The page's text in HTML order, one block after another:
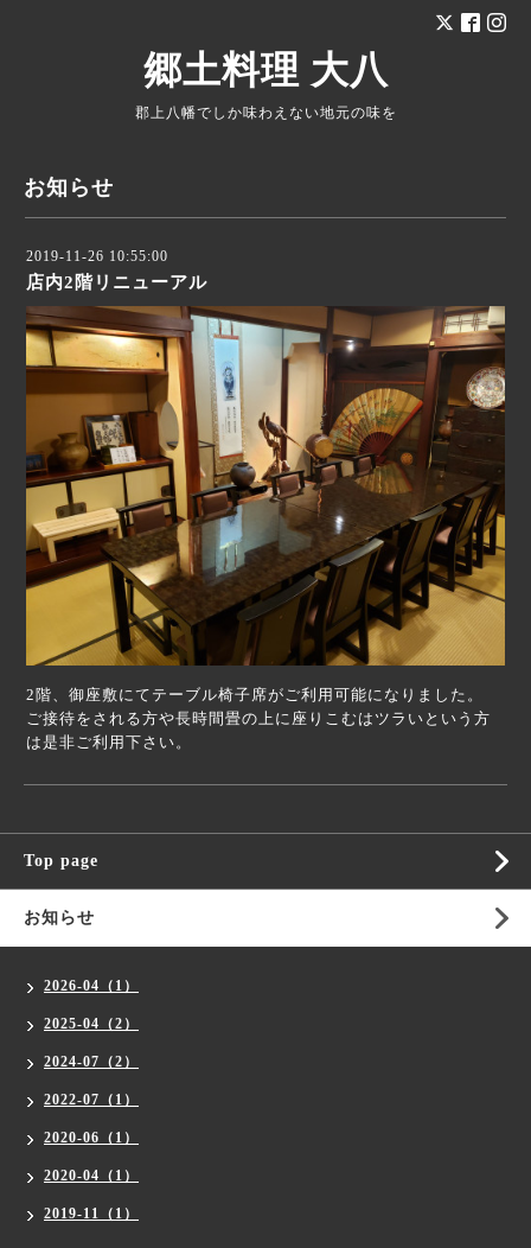
郷土料理 大八
郡上八幡でしか味わえない地元の味を
お知らせ
2019-11-26 10:55:00
店内2階リニューアル
2階、御座敷にてテーブル椅子席がご利用可能になりました。
ご接待をされる方や長時間畳の上に座りこむはツラいという方
は是非ご利用下さい。
Top page
お知らせ
2026-04（1）
2025-04（2）
2024-07（2）
2022-07（1）
2020-06（1）
2020-04（1）
2019-11（1）